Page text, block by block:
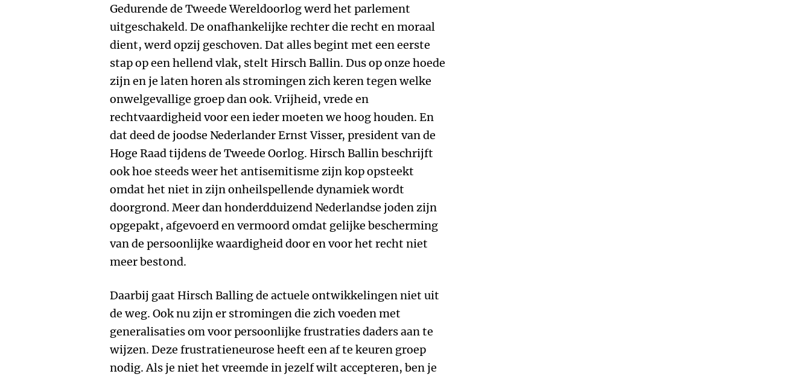
Gedurende de Tweede Wereldoorlog werd het parlement
uitgeschakeld. De onafhankelijke rechter die recht en moraal
dient, werd opzij geschoven. Dat alles begint met een eerste
stap op een hellend vlak, stelt Hirsch Ballin. Dus op onze hoede
zijn en je laten horen als stromingen zich keren tegen welke
onwelgevallige groep dan ook. Vrijheid, vrede en
rechtvaardigheid voor een ieder moeten we hoog houden. En
dat deed de joodse Nederlander Ernst Visser, president van de
Hoge Raad tijdens de Tweede Oorlog. Hirsch Ballin beschrijft
ook hoe steeds weer het antisemitisme zijn kop opsteekt
omdat het niet in zijn onheilspellende dynamiek wordt
doorgrond. Meer dan honderdduizend Nederlandse joden zijn
opgepakt, afgevoerd en vermoord omdat gelijke bescherming
van de persoonlijke waardigheid door en voor het recht niet
meer bestond.
Daarbij gaat Hirsch Balling de actuele ontwikkelingen niet uit
de weg. Ook nu zijn er stromingen die zich voeden met
generalisaties om voor persoonlijke frustraties daders aan te
wijzen. Deze frustratieneurose heeft een af te keuren groep
nodig. Als je niet het vreemde in jezelf wilt accepteren, ben je